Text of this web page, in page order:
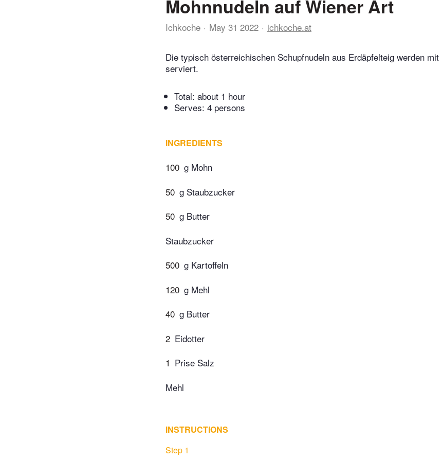
Mohnnudeln auf Wiener Art
Ichkoche May 31 2022 ichkoche.at
Die typisch österreichischen Schupfnudeln aus Erdäpfelteig werden
serviert.
Total: about 1 hour
Serves: 4 persons
INGREDIENTS
100 g Mohn
50 g Staubzucker
50 g Butter
Staubzucker
500 g Kartoffeln
120 g Mehl
40 g Butter
2 Eidotter
1 Prise Salz
Mehl
INSTRUCTIONS
Step 1